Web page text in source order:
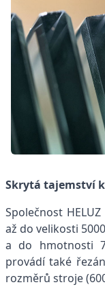
Skrytá tajemství
Společnost
až do velikosti
a do hmotnosti
provádí také
rozměrů stroje